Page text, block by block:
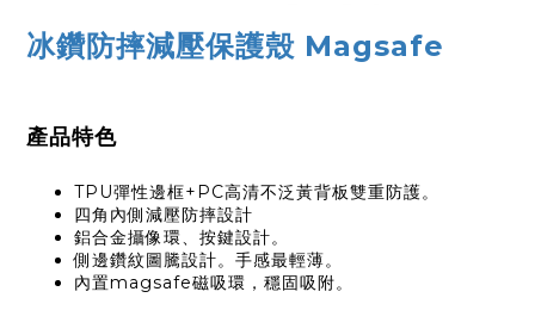
冰鑽防摔減壓保護殼 Magsafe
產品特色
TPU彈性邊框+PC高清不泛黃背板雙重防護。
四角內側減壓防摔設計
鋁合金攝像環、按鍵設計。
側邊鑽紋圖騰設計。手感最輕薄。
內置magsafe磁吸環，穩固吸附。